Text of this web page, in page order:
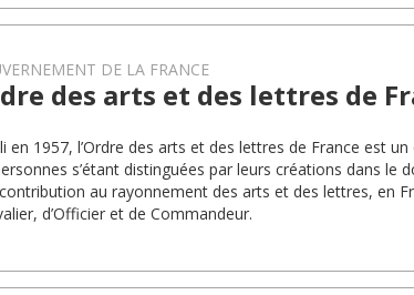
DE LA FRANCE
des arts et des lettres de
en 1957, l’Ordre des arts et des lettres de France est
s’étant distinguées par leurs créations dans le
au rayonnement des arts et des lettres, en
d’Officier et de Commandeur.